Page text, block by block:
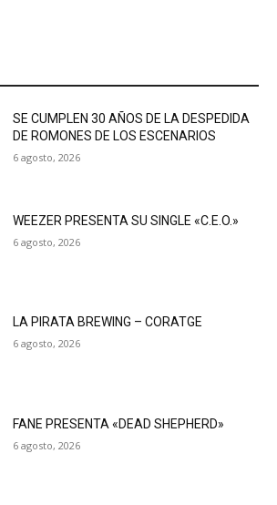
SE CUMPLEN 30 AÑOS DE LA DESPEDIDA
DE ROMONES DE LOS ESCENARIOS
6 agosto, 2026
WEEZER PRESENTA SU SINGLE «C.E.O.»
6 agosto, 2026
LA PIRATA BREWING – CORATGE
6 agosto, 2026
FANE PRESENTA «DEAD SHEPHERD»
6 agosto, 2026